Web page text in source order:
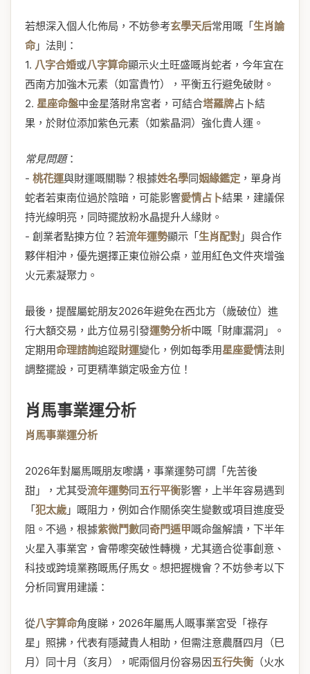
若想深入個人化佈局，不妨參考玄學天后常用嘅「生肖論
命」法則：
1. 八字合婚或八字算命顯示火土旺盛嘅肖蛇者，今年宜在
西南方加強木元素（如富貴竹），平衡五行避免破財。
2. 星座命盤中金星落財帛宮者，可結合塔羅牌占卜結
果，於財位添加紫色元素（如紫晶洞）強化貴人運。
常見問題：
- 桃花運與財運嘅關聯？根據姓名學同姻緣鑑定 ，單身肖
蛇者若東南位過於陰暗，可能影響愛情占卜結果，建議保
持光線明亮，同時擺放粉水晶提升人緣財。
- 創業者點揀方位？若流年運勢顯示「生肖配對 」與合作
夥伴相沖，優先選擇正東位辦公桌，並用紅色文件夾增強
火元素凝聚力。
最後，提醒屬蛇朋友2026年避免在西北方（歲破位）進
行大額交易，此方位易引發運勢分析中嘅「財庫漏洞」。
定期用命理諮詢追蹤財運變化，例如每季用星座愛情法則
調整擺設，可更精準鎖定吸金方位！
肖馬事業運分析
肖馬事業運分析
2026年對屬馬嘅朋友嚟講，事業運勢可謂「先苦後
甜」，尤其受流年運勢同五行平衡影響，上半年容易遇到
「犯太歲 」嘅阻力，例如合作關係突生變數或項目進度受
阻。不過，根據紫微鬥數同奇門遁甲嘅命盤解讀，下半年
火星入事業宮，會帶嚟突破性轉機，尤其適合從事創意、
科技或跨境業務嘅馬仔馬女。想把握機會？不妨參考以下
分析同實用建議：
從八字算命角度睇，2026年屬馬人嘅事業宮受「祿存
星」照拂，代表有隱藏貴人相助，但需注意農曆四月（巳
月）同十月（亥月），呢兩個月份容易因五行失衡（火水